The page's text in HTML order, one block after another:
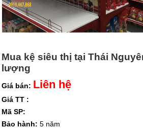
Mua kệ siêu thị tại Thái
lượng
Giá bán: Liên hệ
Giá TT :
Mã SP:
Bảo hành: 5 năm